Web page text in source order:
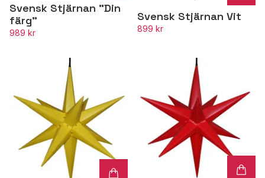
Svensk Stjärnan "Din
färg"
989 kr
Svensk Stjärnan Vit
899 kr